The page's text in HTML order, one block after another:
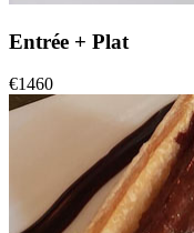
Entrée + Plat
€1460